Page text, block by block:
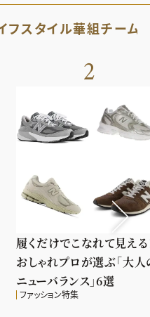
フスタイル華組チーム
2
履くだけでこなれて見える
おしゃれプロが選ぶ「大人
ニューバランス」6選
ファッション特集